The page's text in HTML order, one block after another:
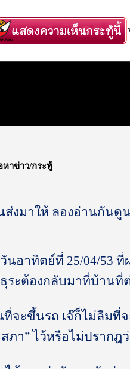
หาข่าว/กระทู้
ส่งมาให้ ลองอ่านกันดู
นอาทิตย์ที่ 25/04/53 ที่
ระต้องกลับมาที่บ้านที่ต่
จะขึ้นรถ เจ๊ก็ไม่ลืมที่
ภา” ไว้หรือไม่ปรากฎ